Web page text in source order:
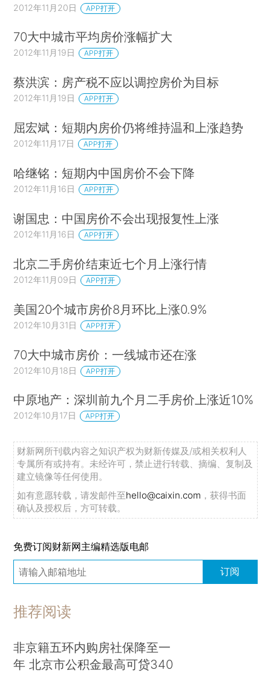
2012年11月20日 APP打开
70大中城市平均房价涨幅扩大
2012年11月19日 APP打开
蔡洪滨：房产税不应以调控房价为目标
2012年11月19日 APP打开
屈宏斌：短期内房价仍将维持温和上涨趋势
2012年11月17日 APP打开
哈继铭：短期内中国房价不会下降
2012年11月16日 APP打开
谢国忠：中国房价不会出现报复性上涨
2012年11月16日 APP打开
北京二手房价结束近七个月上涨行情
2012年11月09日 APP打开
美国20个城市房价8月环比上涨0.9%
2012年10月31日 APP打开
70大中城市房价：一线城市还在涨
2012年10月18日 APP打开
中原地产：深圳前九个月二手房价上涨近10%
2012年10月17日 APP打开
财新网所刊载内容之知识产权为财新传媒及/或相关权利人
专属所有或持有。未经许可，禁止进行转载、摘编、复制及
建立镜像等任何使用。
如有意愿转载，请发邮件至hello@caixin.com ，获得书面
确认及授权后，方可转载。
免费订阅财新网主编精选版电邮
订阅
推荐阅读
非京籍五环内购房社保降至一
年 北京市公积金最高可贷340